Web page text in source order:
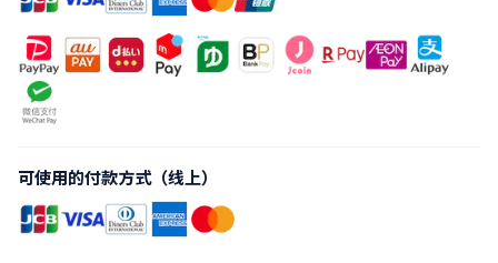
可使用的付款方式（线上）